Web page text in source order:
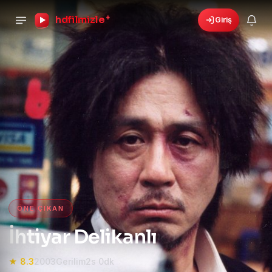
hdfilmizle + Giriş
HD Film izle — HD Film İzle,
ÖNE ÇIKAN
İhtiyar Delikanlı
★ 8.32003 Gerilim2s 0dk